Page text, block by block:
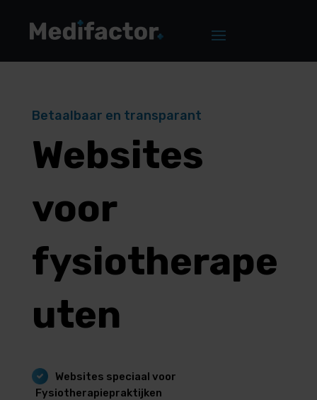
Betaalbaar en transparant
Websites
voor
fysiotherape
uten
Websites speciaal voor
Fysiotherapiepraktijken